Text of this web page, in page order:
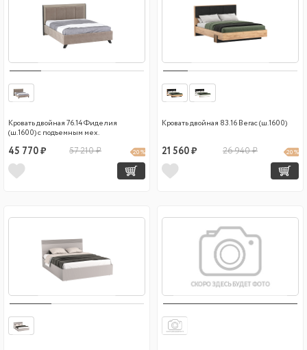
Кровать двойная 76.14 Фиделия
(ш.1600) с подъемным мех.
45 770 ₽ 57 210 ₽ 20 %
Кровать двойная 83.16 Вегас (ш.1600)
21 560 ₽ 26 940 ₽ 20 %